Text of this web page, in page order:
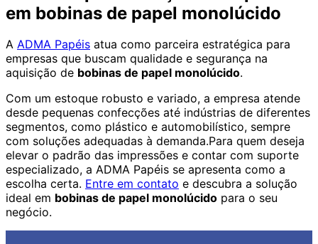
em bobinas de papel monolúcido
A ADMA Papéis atua como parceira estratégica para
empresas que buscam qualidade e segurança na
aquisição de bobinas de papel monolúcido.
Com um estoque robusto e variado, a empresa atende
desde pequenas confecções até indústrias de diferentes
segmentos, como plástico e automobilístico, sempre
com soluções adequadas à demanda.Para quem deseja
elevar o padrão das impressões e contar com suporte
especializado, a ADMA Papéis se apresenta como a
escolha certa. Entre em contato e descubra a solução
ideal em bobinas de papel monolúcido para o seu
negócio.